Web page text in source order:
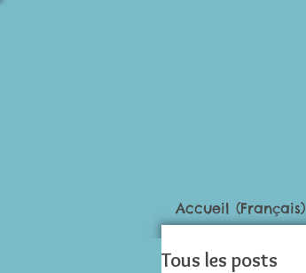
Accueil (Français)
Tous les posts